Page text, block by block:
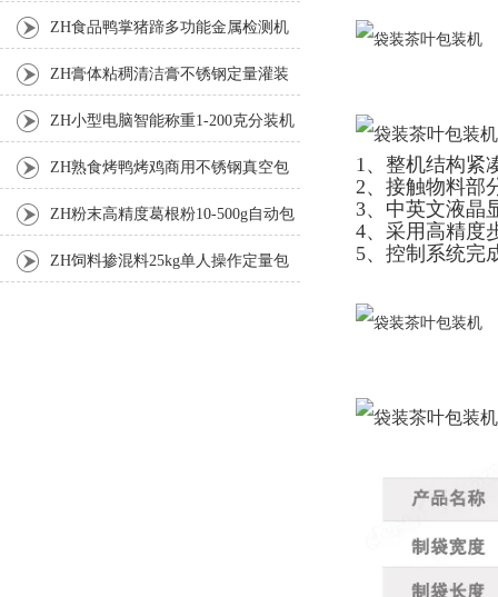
1、整机结构紧
2、接触物料部
3、中英文液晶
4、采用高精度
5、控制系统完
ZH食品鸭掌猪蹄多功能金属检测机
ZH膏体粘稠清洁膏不锈钢定量灌装
机厂家 ZH小型电脑智能称重1-200克分装机
ZH熟食烤鸭烤鸡商用不锈钢真空包
装机 ZH粉末高精度葛根粉10-500g自动包
装机 ZH饲料掺混料25kg单人操作定量包